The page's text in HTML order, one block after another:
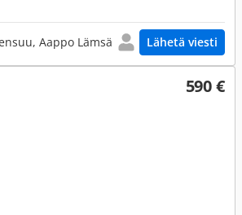
Aappo Lämsä Lähetä viesti
590 €